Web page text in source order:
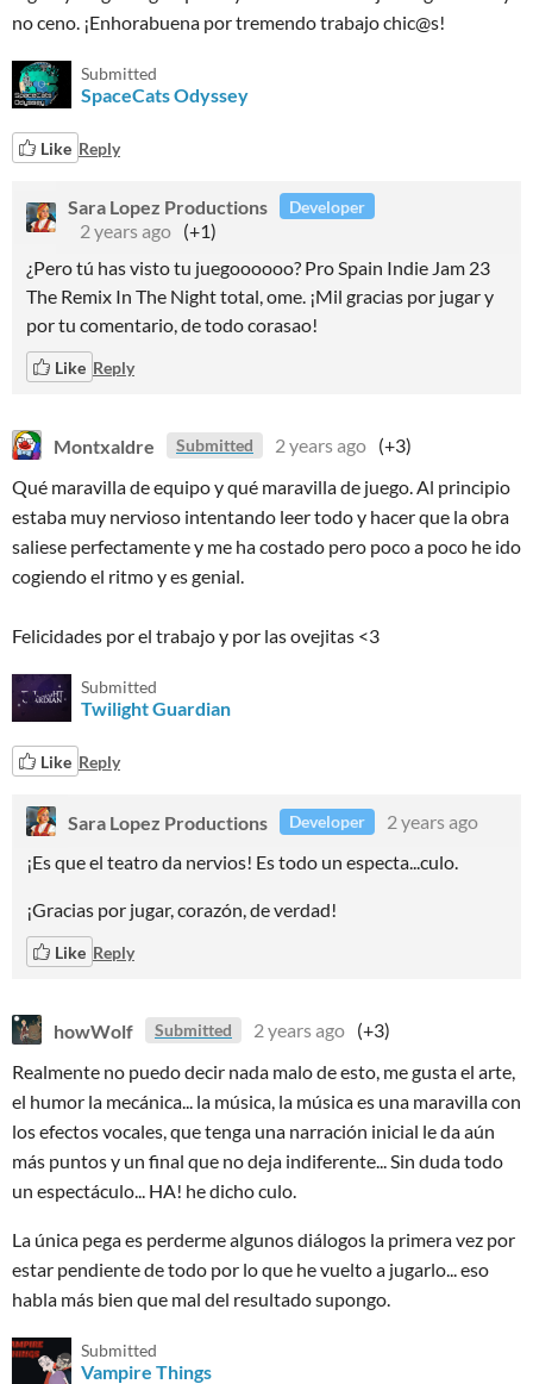
no ceno. ¡Enhorabuena por tremendo trabajo chic@s!
Submitted
SpaceCats Odyssey
Like Reply
Sara Lopez Productions Developer
2 years ago (+1)
¿Pero tú has visto tu juegoooooo? Pro Spain Indie Jam 23
The Remix In The Night total, ome. ¡Mil gracias por jugar y
por tu comentario, de todo corasao!
Like Reply
Montxaldre Submitted 2 years ago (+3)
Qué maravilla de equipo y qué maravilla de juego. Al principio
estaba muy nervioso intentando leer todo y hacer que la obra
saliese perfectamente y me ha costado pero poco a poco he ido
cogiendo el ritmo y es genial.
Felicidades por el trabajo y por las ovejitas <3
Submitted
Twilight Guardian
Like Reply
Sara Lopez Productions Developer
2 years ago
¡Es que el teatro da nervios! Es todo un especta...culo.
¡Gracias por jugar, corazón, de verdad!
Like Reply
howWolf Submitted 2 years ago (+3)
Realmente no puedo decir nada malo de esto, me gusta el arte,
el humor la mecánica... la música, la música es una maravilla con
los efectos vocales, que tenga una narración inicial le da aún
más puntos y un final que no deja indiferente... Sin duda todo
un espectáculo... HA! he dicho culo.
La única pega es perderme algunos diálogos la primera vez por
estar pendiente de todo por lo que he vuelto a jugarlo... eso
habla más bien que mal del resultado supongo.
Submitted
Vampire Things